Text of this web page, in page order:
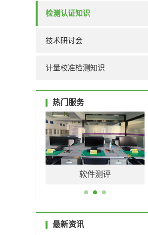
检测认证知识
技术研讨会
计量校准检测知识
热门服务
软件测评
最新资讯